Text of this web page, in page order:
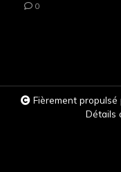
0
Fièrement propulsé
Détails